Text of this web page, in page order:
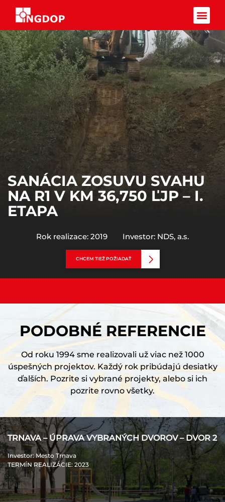
Rok realizace: 2019 Investor: NDS, a.s.
SANÁCIA ZOSUVU SVAHU
NA R1 V KM 36,750 ĽJP – I.
ETAPA
CHCEM TIEŽ POŽIADAŤ
PODOBNÉ REFERENCIE
Od roku 1994 sme realizovali už viac než 1000
úspešných projektov. Každý rok pribúdajú desiatky
ďalších. Pozrite si vybrané projekty, alebo si ich
pozrite rovno všetky.
TRNAVA – ÚPRAVA VYBRANÝCH DVOROV – DVOR 2
Investor: Mesto Trnava
TERMÍN REALIZÁCIE: 2023